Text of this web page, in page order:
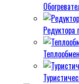
Редуктора